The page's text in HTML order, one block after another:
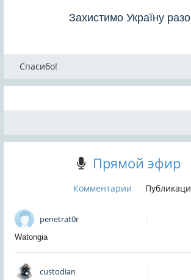
Захистимо Україну
Спасибо!
Прямой эфир
Комментарии
penetrat0r
Watongia
custodian